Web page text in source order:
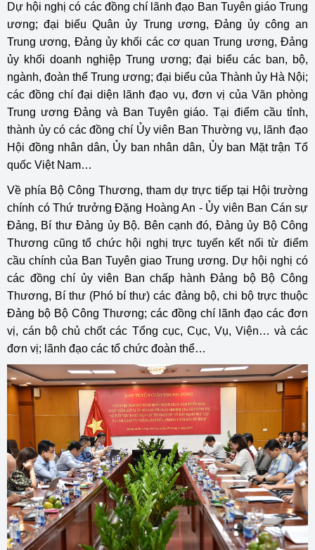
Dự hội nghị có các đồng chí lãnh đạo Ban Tuyên giáo Trung
ương; đại biểu Quân ủy Trung ương, Đảng ủy công an
Trung ương, Đảng ủy khối các cơ quan Trung ương, Đảng
ủy khối doanh nghiệp Trung ương; đại biểu các ban, bộ,
ngành, đoàn thể Trung ương; đại biểu của Thành ủy Hà Nội;
các đồng chí đại diện lãnh đạo vụ, đơn vị của Văn phòng
Trung ương Đảng và Ban Tuyên giáo. Tại điểm cầu tỉnh,
thành ủy có các đồng chí Ủy viên Ban Thường vụ, lãnh đạo
Hội đồng nhân dân, Ủy ban nhân dân, Ủy ban Mặt trận Tổ
quốc Việt Nam…
Về phía Bộ Công Thương, tham dự trực tiếp tại Hội trường
chính có Thứ trưởng Đặng Hoàng An - Ủy viên Ban Cán sự
Đảng, Bí thư Đảng ủy Bộ. Bên cạnh đó, Đảng ủy Bộ Công
Thương cũng tổ chức hội nghị trực tuyến kết nối từ điểm
cầu chính của Ban Tuyên giao Trung ương. Dự hội nghị có
các đồng chí ủy viên Ban chấp hành Đảng bộ Bộ Công
Thương, Bí thư (Phó bí thư) các đảng bộ, chi bộ trực thuộc
Đảng bộ Bộ Công Thương; các đồng chí lãnh đạo các đơn
vị, cán bộ chủ chốt các Tổng cục, Cục, Vụ, Viện… và các
đơn vị; lãnh đạo các tổ chức đoàn thể…